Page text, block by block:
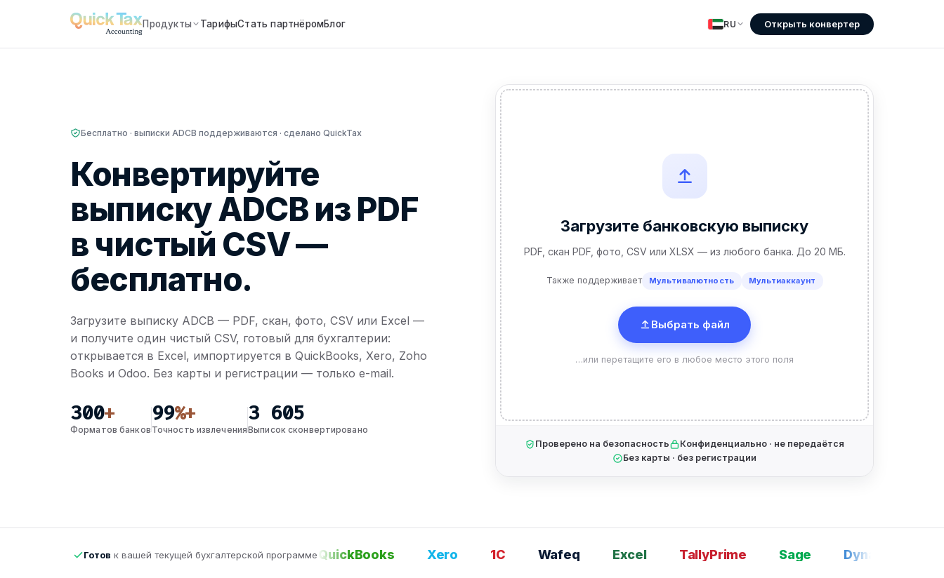
Продукты ТарифыСтать партнёромБлог RU Открыть конвертер
Бесплатно · выписки ADCB поддерживаются · сделано QuickTax
Конвертируйте
выписку ADCB из PDF
в чистый CSV —
бесплатно.
Загрузите выписку ADCB — PDF, скан, фото, CSV или Excel —
и получите один чистый CSV, готовый для бухгалтерии:
открывается в Excel, импортируется в QuickBooks, Xero, Zoho
Books и Odoo. Без карты и регистрации — только e-mail.
300+
Форматов банков
99%+
Точность извлечения
3 605
Выписок сконвертировано
Загрузите банковскую выписку
PDF, скан PDF, фото, CSV или XLSX — из любого банка. До 20 МБ.
Также поддерживает Мультивалютность Мультиаккаунт
Выбрать файл
…или перетащите его в любое место этого поля
Проверено на безопасность
Конфиденциально · не передаётся
Без карты · без регистрации
Готов к вашей текущей бухгалтерской программе
odoo Zoho Books QuickBooks Xero Wafeq Excel TallyPrime Sage Dynamics 365